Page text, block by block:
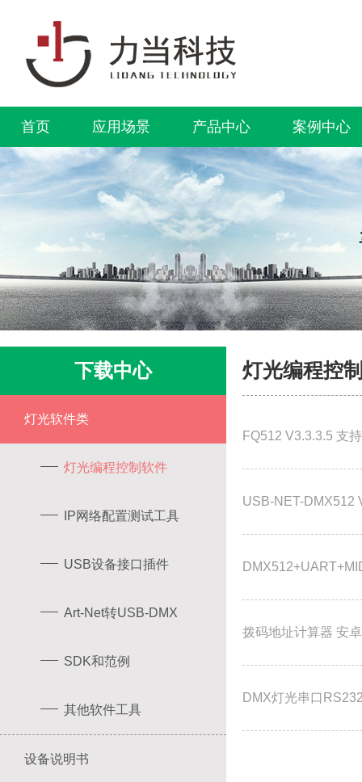
首页 应用场景 产品中心 案例中心
下载中心
灯光软件类
灯光编程控制软件
IP网络配置测试工具
USB设备接口插件
Art-Net转USB-DMX
SDK和范例
其他软件工具
设备说明书
灯光编程控
FQ512 V3.3.3.5 支
USB-NET-DMX512
拨码地址计算器 安
DMX灯光串口